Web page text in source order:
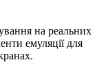
на реальних
емуляції для